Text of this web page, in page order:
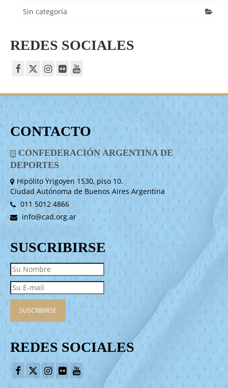
Sin categoría
REDES SOCIALES
CONTACTO
CONFEDERACIÓN ARGENTINA DE
DEPORTES
Hipólito Yrigoyen 1530, piso 10.
Ciudad Autónoma de Buenos Aires Argentina
011 5012 4866
info@cad.org.ar
SUSCRIBIRSE
REDES SOCIALES